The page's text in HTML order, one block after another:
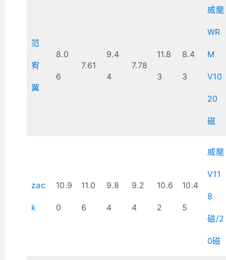
范
宥
翼
8.0
6
7.61
9.4
4
7.78
11.8
3
8.4
3
威龍
WR
M
V10
20
磁
zac
k
10.9
0
11.0
6
9.8
4
9.2
4
10.6
2
10.4
5
威龍
V11
8
磁/2
0磁